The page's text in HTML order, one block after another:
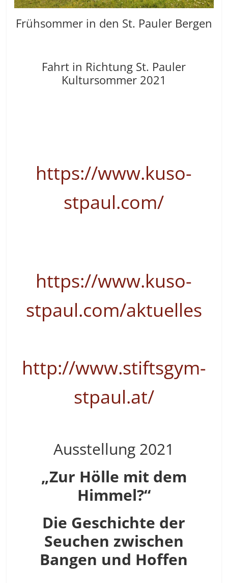
Frühsommer in den St. Pauler Bergen
Fahrt in Richtung St. Pauler
Kultursommer 2021
https://www.kuso-
stpaul.com/
https://www.kuso-
stpaul.com/aktuelles
http://www.stiftsgym-
stpaul.at/
Ausstellung 2021
„Zur Hölle mit dem
Himmel?“
Die Geschichte der
Seuchen zwischen
Bangen und Hoffen